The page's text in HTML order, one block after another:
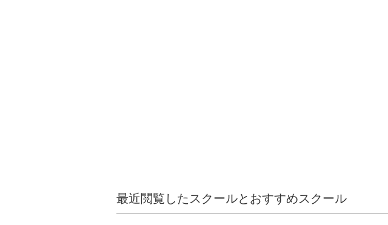
最近閲覧したスクールとおすすめスクール